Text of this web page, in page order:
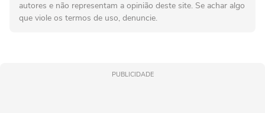
autores e não representam a opinião deste site. Se achar algo
que viole os termos de uso, denuncie.
PUBLICIDADE